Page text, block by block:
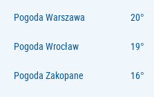
Pogoda Warszawa
Pogoda Wrocław
Pogoda Zakopane